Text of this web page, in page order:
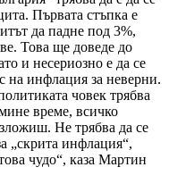
Първата стъпка е
да падне под 3%,
Това ще доведе до
и несериозно е да се
на инфлация за неверни.
човек трябва
време, всичко
Не трябва да се
„скрита инфлация“,
чудо“, каза Мартин